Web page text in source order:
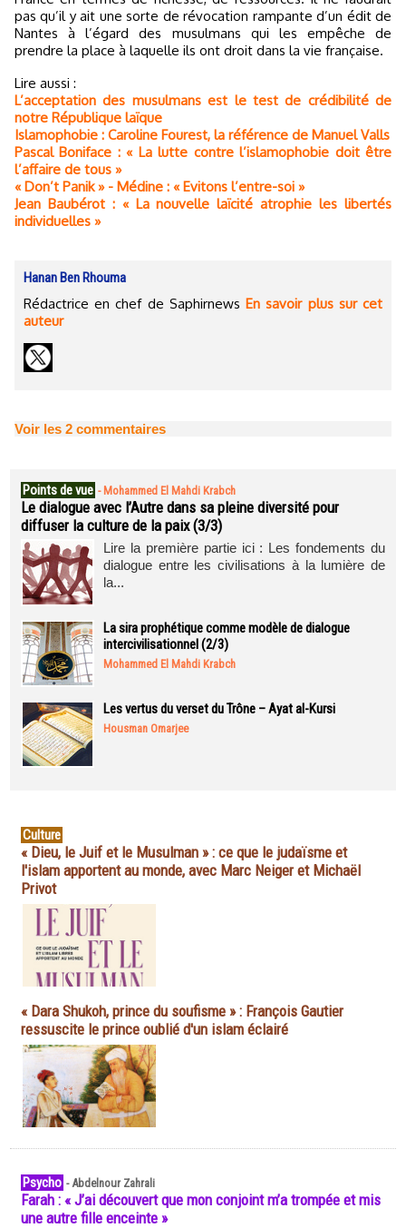
pas qu’il y ait une sorte de révocation rampante d’un édit de
Nantes à l’égard des musulmans qui les empêche de
prendre la place à laquelle ils ont droit dans la vie française.
Lire aussi :
L’acceptation des musulmans est le test de crédibilité de
notre République laïque
Islamophobie : Caroline Fourest, la référence de Manuel Valls
Pascal Boniface : « La lutte contre l’islamophobie doit être
l’affaire de tous »
« Don’t Panik » - Médine : « Evitons l’entre-soi »
Jean Baubérot : « La nouvelle laïcité atrophie les libertés
individuelles »
Hanan Ben Rhouma
Rédactrice en chef de SaphirnewsEn savoir plus sur cet
auteur
Voir les 2 commentaires
Points de vue - Mohammed El Mahdi Krabch
Le dialogue avec l’Autre dans sa pleine diversité pour
diffuser la culture de la paix (3/3)
Lire la première partie ici : Les fondements du
dialogue entre les civilisations à la lumière de
la...
La sira prophétique comme modèle de dialogue
intercivilisationnel (2/3)
Mohammed El Mahdi Krabch
Les vertus du verset du Trône – Ayat al-Kursi
Housman Omarjee
Culture
« Dieu, le Juif et le Musulman » : ce que le judaïsme et
l'islam apportent au monde, avec Marc Neiger et Michaël
Privot
« Dara Shukoh, prince du soufisme » : François Gautier
ressuscite le prince oublié d'un islam éclairé
Psycho -Abdelnour Zahrali
Farah : « J’ai découvert que mon conjoint m’a trompée et mis
une autre fille enceinte »